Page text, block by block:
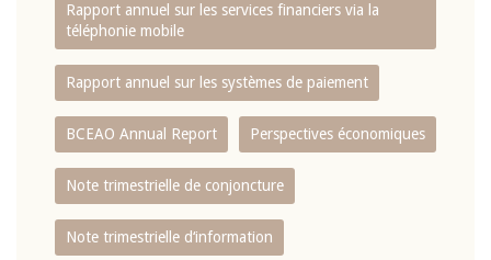
Rapport annuel sur les services financiers via la
téléphonie mobile
Rapport annuel sur les systèmes de paiement
BCEAO Annual Report Perspectives économiques
Note trimestrielle de conjoncture
Note trimestrielle d‘information